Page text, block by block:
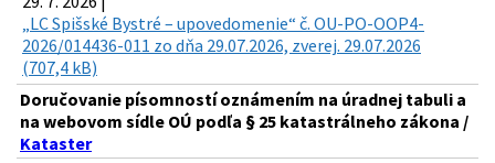
„LC Spišské Bystré – upovedomenie“ č. OU-PO-OOP4-
2026/014436-011 zo dňa 29.07.2026, zverej. 29.07.2026
(707,4 kB)
Doručovanie písomností oznámením na úradnej tabuli a
na webovom sídle OÚ podľa § 25 katastrálneho zákona /
Kataster